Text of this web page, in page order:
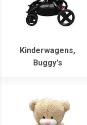
Kinderwagens,
Buggy's